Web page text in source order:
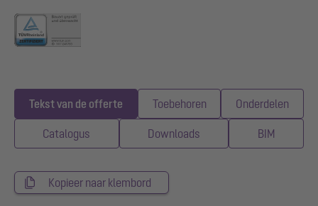
Tekst van de offerte Toebehoren Onderdelen
Catalogus Downloads BIM
Kopieer naar klembord